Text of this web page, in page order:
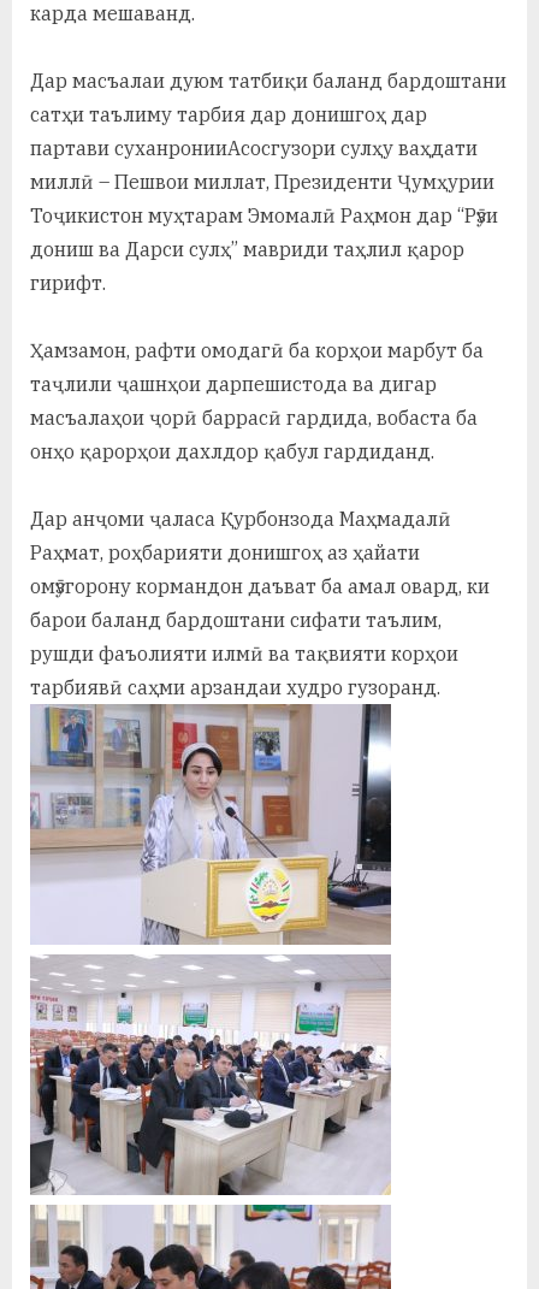
карда мешаванд.
Дар масъалаи дуюм татбиқи баланд бардоштани
сатҳи таълиму тарбия дар донишгоҳ дар
партави суханронииАсосгузори сулҳу ваҳдати
миллӣ – Пешвои миллат, Президенти Ҷумҳурии
Тоҷикистон муҳтарам Эмомалӣ Раҳмон дар “Рӯзи
дониш ва Дарси сулҳ” мавриди таҳлил қарор
гирифт.
Ҳамзамон, рафти омодагӣ ба корҳои марбут ба
таҷлили ҷашнҳои дарпешистода ва дигар
масъалаҳои ҷорӣ баррасӣ гардида, вобаста ба
онҳо қарорҳои дахлдор қабул гардиданд.
Дар анҷоми ҷаласа Қурбонзода Маҳмадалӣ
Раҳмат, роҳбарияти донишгоҳ аз ҳайати
омӯзгорону кормандон даъват ба амал овард, ки
барои баланд бардоштани сифати таълим,
рушди фаъолияти илмӣ ва тақвияти корҳои
тарбиявӣ саҳми арзандаи худро гузоранд.